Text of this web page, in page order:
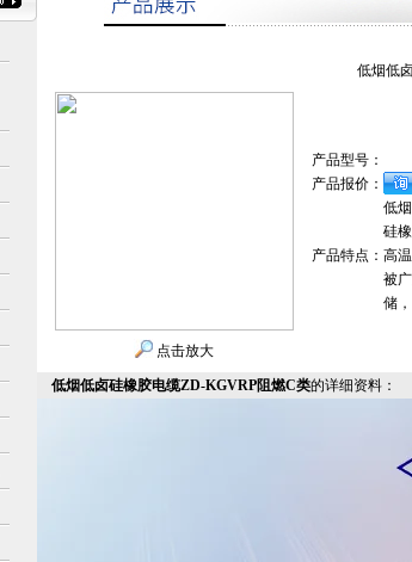
低烟低
点击放大
产品型号：
产品报价：
产品特点：
低
硅
高
被
储
低烟低卤硅橡胶电缆ZD-KGVRP阻燃C类的详细资料：